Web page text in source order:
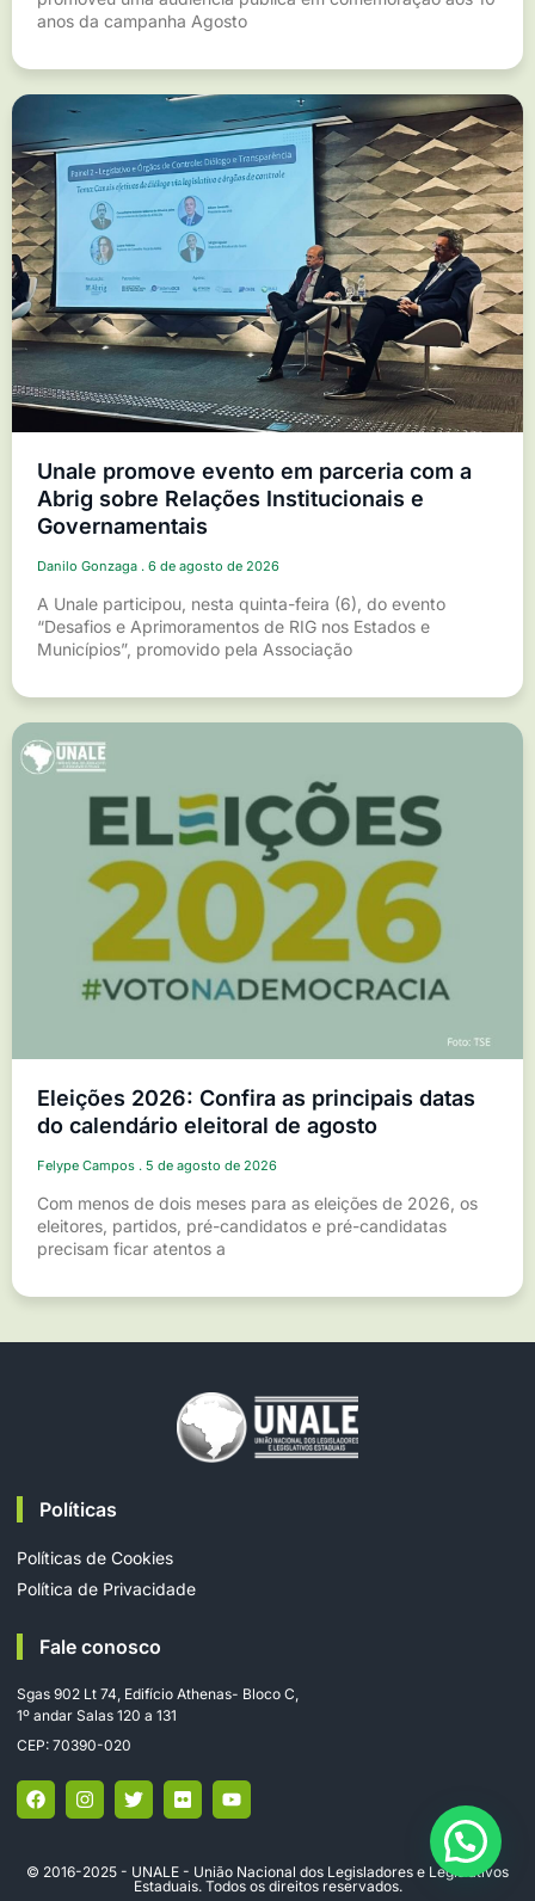
anos da campanha Agosto
Unale promove evento em parceria com a
Abrig sobre Relações Institucionais e
Governamentais
Danilo Gonzaga 6 de agosto de 2026
A Unale participou, nesta quinta-feira (6), do evento
“Desafios e Aprimoramentos de RIG nos Estados e
Municípios”, promovido pela Associação
Eleições 2026: Confira as principais datas
do calendário eleitoral de agosto
Felype Campos 5 de agosto de 2026
Com menos de dois meses para as eleições de 2026, os
eleitores, partidos, pré-candidatos e pré-candidatas
precisam ficar atentos a
Políticas
Políticas de Cookies
Política de Privacidade
Fale conosco
Sgas 902 Lt 74, Edifício Athenas- Bloco C,
1º andar Salas 120 a 131
CEP: 70390-020
© 2016-2025 - UNALE - União Nacional dos Legisladores e Legislativos
Estaduais. Todos os direitos reservados.